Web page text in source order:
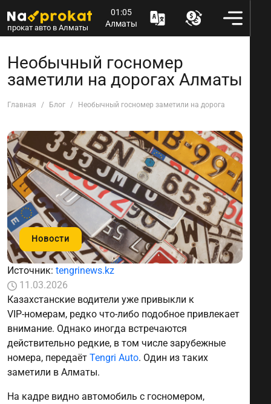
прокат авто в Алматы
01:05
Алматы
Необычный госномер
заметили на дорогах Алматы
Главная Блог Необычный госномер заметили на дорогах Алматы
Новости
Источник: tengrinews.kz
11.03.2026
Казахстанские водители уже привыкли к
VIP‑номерам, редко что-либо подобное привлекает
внимание. Однако иногда встречаются
действительно редкие, в том числе зарубежные
номера, передаёт Tengri Auto. Один из таких
заметили в Алматы.
На кадре видно автомобиль с госномером,